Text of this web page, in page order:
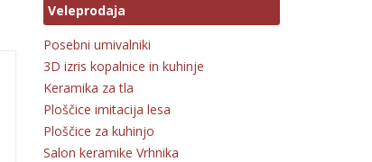
Veleprodaja
Posebni umivalniki
3D izris kopalnice in kuhinje
Keramika za tla
Ploščice imitacija lesa
Ploščice za kuhinjo
Salon keramike Vrhnika